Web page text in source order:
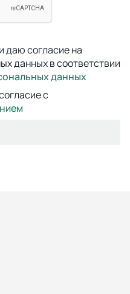
согласие на
данных в соответствии
данных
с